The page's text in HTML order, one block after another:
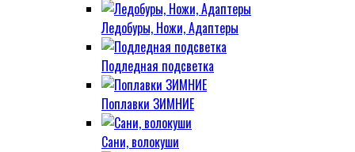
Ледобуры, Ножи, Адаптеры
Подледная подсветка
Поплавки ЗИМНИЕ
Сани, волокуши